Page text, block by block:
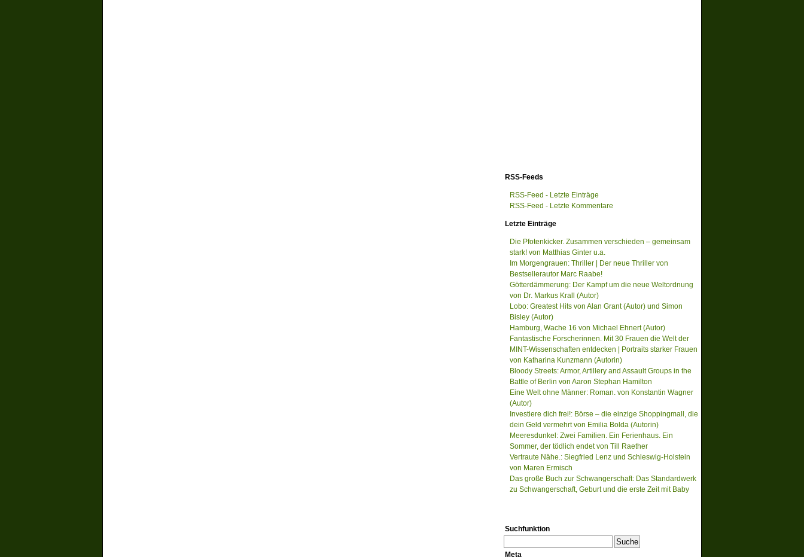
RSS-Feeds
RSS-Feed - Letzte Einträge
RSS-Feed - Letzte Kommentare
Letzte Einträge
Die Pfotenkicker. Zusammen verschieden – gemeinsam
stark! von Matthias Ginter u.a.
Im Morgengrauen: Thriller | Der neue Thriller von
Bestsellerautor Marc Raabe!
Götterdämmerung: Der Kampf um die neue Weltordnung
von Dr. Markus Krall (Autor)
Lobo: Greatest Hits von Alan Grant (Autor) und Simon
Bisley (Autor)
Hamburg, Wache 16 von Michael Ehnert (Autor)
Fantastische Forscherinnen. Mit 30 Frauen die Welt der
MINT-Wissenschaften entdecken | Portraits starker Frauen
von Katharina Kunzmann (Autorin)
Bloody Streets: Armor, Artillery and Assault Groups in the
Battle of Berlin von Aaron Stephan Hamilton
Eine Welt ohne Männer: Roman. von Konstantin Wagner
(Autor)
Investiere dich frei!: Börse – die einzige Shoppingmall, die
dein Geld vermehrt von Emilia Bolda (Autorin)
Meeresdunkel: Zwei Familien. Ein Ferienhaus. Ein
Sommer, der tödlich endet von Till Raether
Vertraute Nähe.: Siegfried Lenz und Schleswig-Holstein
von Maren Ermisch
Das große Buch zur Schwangerschaft: Das Standardwerk
zu Schwangerschaft, Geburt und die erste Zeit mit Baby
Suchfunktion
Meta